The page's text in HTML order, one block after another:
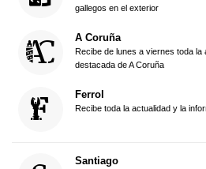
gallegos en el exterior
A Coruña
Recibe de lunes a viernes toda la
destacada de A Coruña
Ferrol
Recibe toda la actualidad y la
Santiago